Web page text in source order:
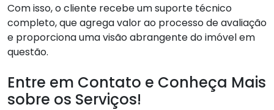
Com isso, o cliente recebe um suporte técnico
completo, que agrega valor ao processo de avaliação
e proporciona uma visão abrangente do imóvel em
questão.
Entre em Contato e Conheça Mais
sobre os Serviços!